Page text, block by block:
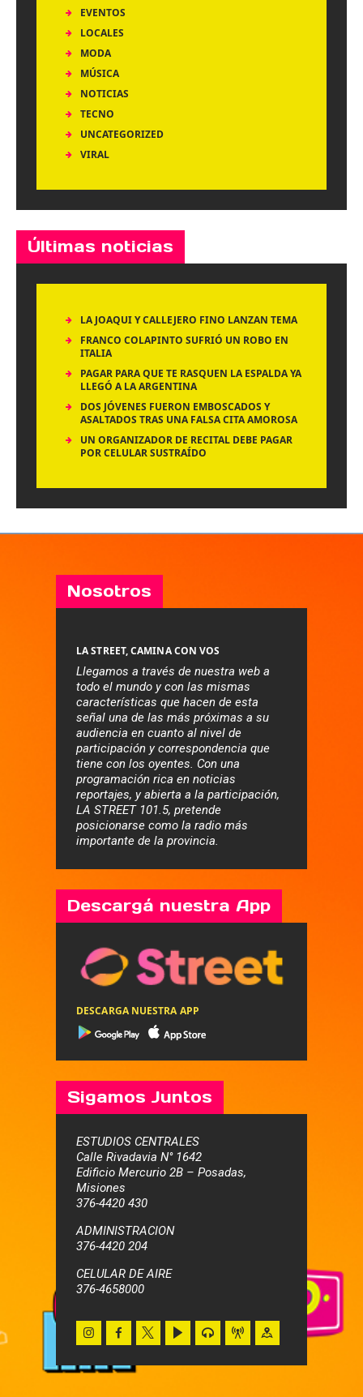
EVENTOS
LOCALES
MODA
MÚSICA
NOTICIAS
TECNO
UNCATEGORIZED
VIRAL
Últimas noticias
LA JOAQUI Y CALLEJERO FINO LANZAN TEMA
FRANCO COLAPINTO SUFRIÓ UN ROBO EN
ITALIA
PAGAR PARA QUE TE RASQUEN LA ESPALDA YA
LLEGÓ A LA ARGENTINA
DOS JÓVENES FUERON EMBOSCADOS Y
ASALTADOS TRAS UNA FALSA CITA AMOROSA
UN ORGANIZADOR DE RECITAL DEBE PAGAR
POR CELULAR SUSTRAÍDO
Nosotros
LA STREET, CAMINA CON VOS
Llegamos a través de nuestra web a
todo el mundo y con las mismas
características que hacen de esta
señal una de las más próximas a su
audiencia en cuanto al nivel de
participación y correspondencia que
tiene con los oyentes. Con una
programación rica en noticias
reportajes, y abierta a la participación,
LA STREET 101.5, pretende
posicionarse como la radio más
importante de la provincia.
Descargá nuestra App
DESCARGA NUESTRA APP
Sigamos Juntos
ESTUDIOS CENTRALES
Calle Rivadavia N° 1642
Edificio Mercurio 2B – Posadas,
Misiones
376-4420 430
ADMINISTRACION
376-4420 204
CELULAR DE AIRE
376-4658000